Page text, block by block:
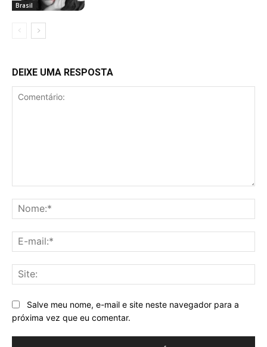
Brasil
DEIXE UMA RESPOSTA
Salve meu nome, e-mail e site neste navegador para a
próxima vez que eu comentar.